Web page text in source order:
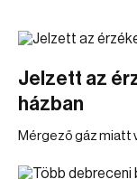
Jelzett az
házban
Mérgező gáz miatt